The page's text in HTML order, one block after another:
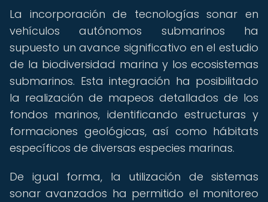
La incorporación de tecnologías sonar en
vehículos autónomos submarinos ha
supuesto un avance significativo en el estudio
de la biodiversidad marina y los ecosistemas
submarinos. Esta integración ha posibilitado
la realización de mapeos detallados de los
fondos marinos, identificando estructuras y
formaciones geológicas, así como hábitats
específicos de diversas especies marinas.
De igual forma, la utilización de sistemas
sonar avanzados ha permitido el monitoreo